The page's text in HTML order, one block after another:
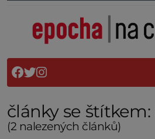
články se štítkem:
(2 nalezených článků)